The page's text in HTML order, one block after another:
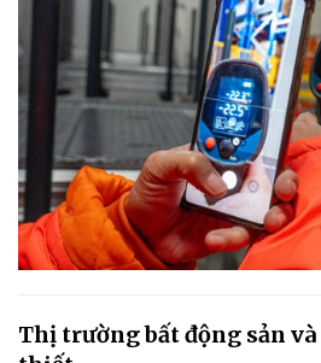
Thị trường bất động sản